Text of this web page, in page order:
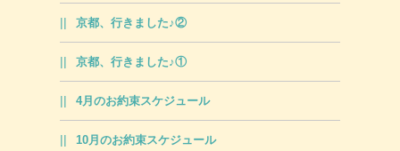
京都、行きました♪②
京都、行きました♪①
4月のお約束スケジュール
10月のお約束スケジュール